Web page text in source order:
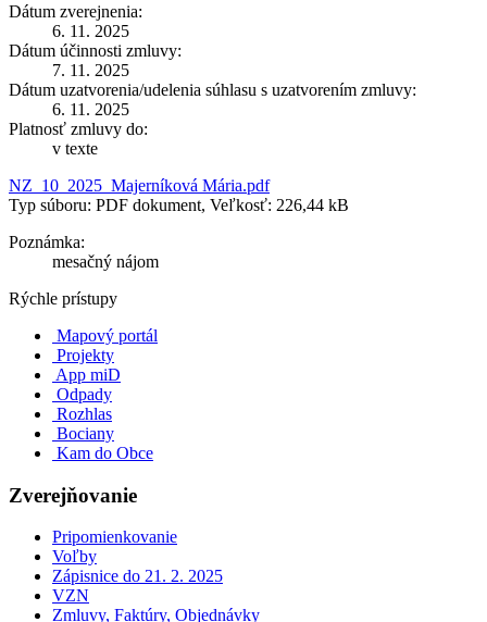
Dátum zverejnenia:
6. 11. 2025
Dátum účinnosti zmluvy:
7. 11. 2025
Dátum uzatvorenia/udelenia súhlasu s uzatvorením zmluvy:
6. 11. 2025
Platnosť zmluvy do:
v texte
NZ_10_2025_Majerníková Mária.pdf
Typ súboru: PDF dokument, Veľkosť: 226,44 kB
Poznámka:
mesačný nájom
Rýchle prístupy
Mapový portál
Projekty
App miD
Odpady
Rozhlas
Bociany
Kam do Obce
Zverejňovanie
Pripomienkovanie
Voľby
Zápisnice do 21. 2. 2025
VZN
Zmluvy, Faktúry, Objednávky